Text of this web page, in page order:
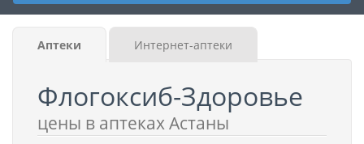
Аптеки Интернет-аптеки
Флогоксиб-Здоровье
цены в аптеках Астаны